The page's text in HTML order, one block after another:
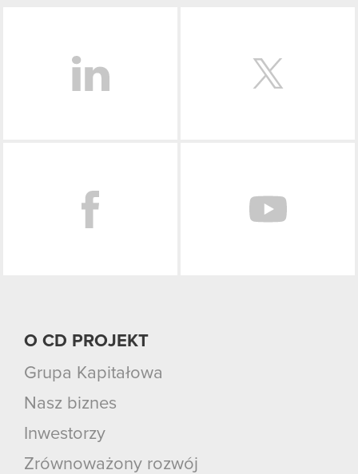
O CD PROJEKT
Grupa Kapitałowa
Nasz biznes
Inwestorzy
Zrównoważony rozwój